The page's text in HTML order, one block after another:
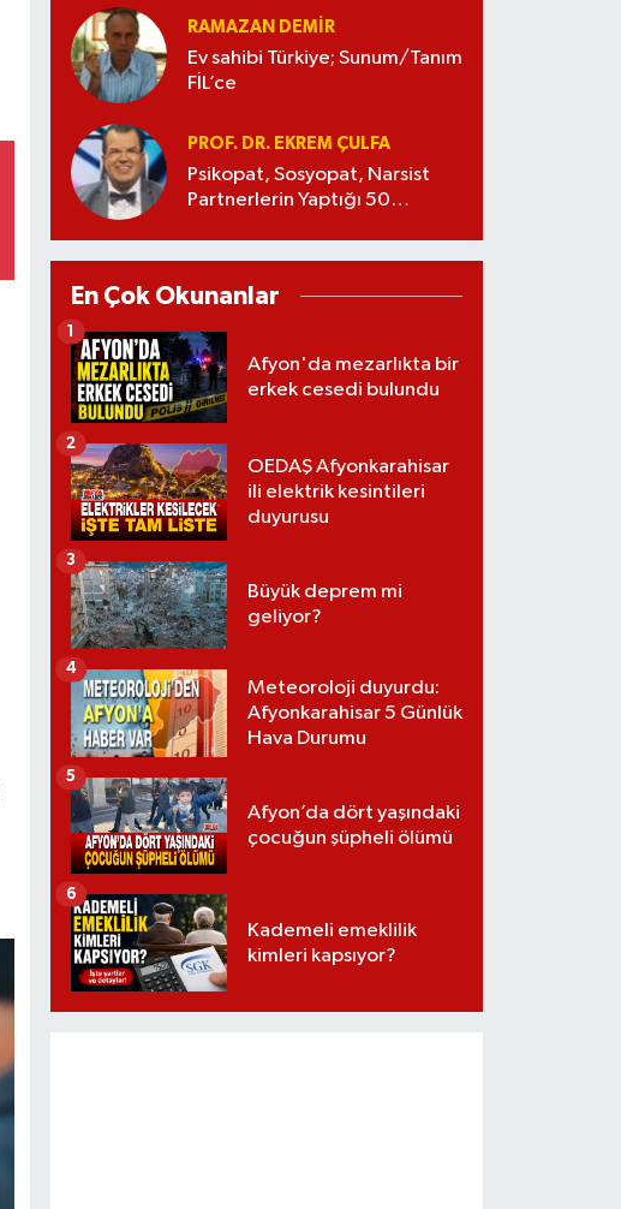
RAMAZAN DEMİR
Ev sahibi Türkiye; Sunum/Tanım
FİL’ce
PROF. DR. EKREM ÇULFA
Psikopat, Sosyopat, Narsist
Partnerlerin Yaptığı 50
En Çok Okunanlar
Afyon'da mezarlıkta bir
erkek cesedi bulundu
1
OEDAŞ Afyonkarahisar
ili elektrik kesintileri
duyurusu
2
Büyük deprem mi
geliyor?
3
Meteoroloji duyurdu:
Afyonkarahisar 5 Günlük
Hava Durumu
4
Afyon’da dört yaşındaki
çocuğun şüpheli ölümü
5
Kademeli emeklilik
kimleri kapsıyor?
6